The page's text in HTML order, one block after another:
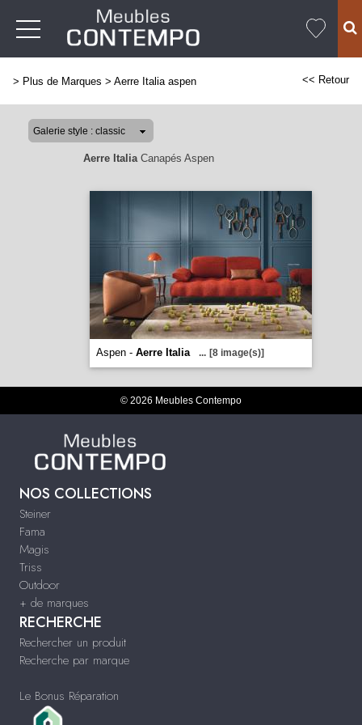
> Plus de Marques > Aerre Italia aspen << Retour
Aerre ItaliaCanapés Aspen
Aspen - Aerre Italia ... [8 image(s)]
© 2026 Meubles Contempo
NOS COLLECTIONS
Steiner
Fama
Magis
Triss
Outdoor
+ de marques
RECHERCHE
Rechercher un produit
Recherche par marque
Le Bonus Réparation